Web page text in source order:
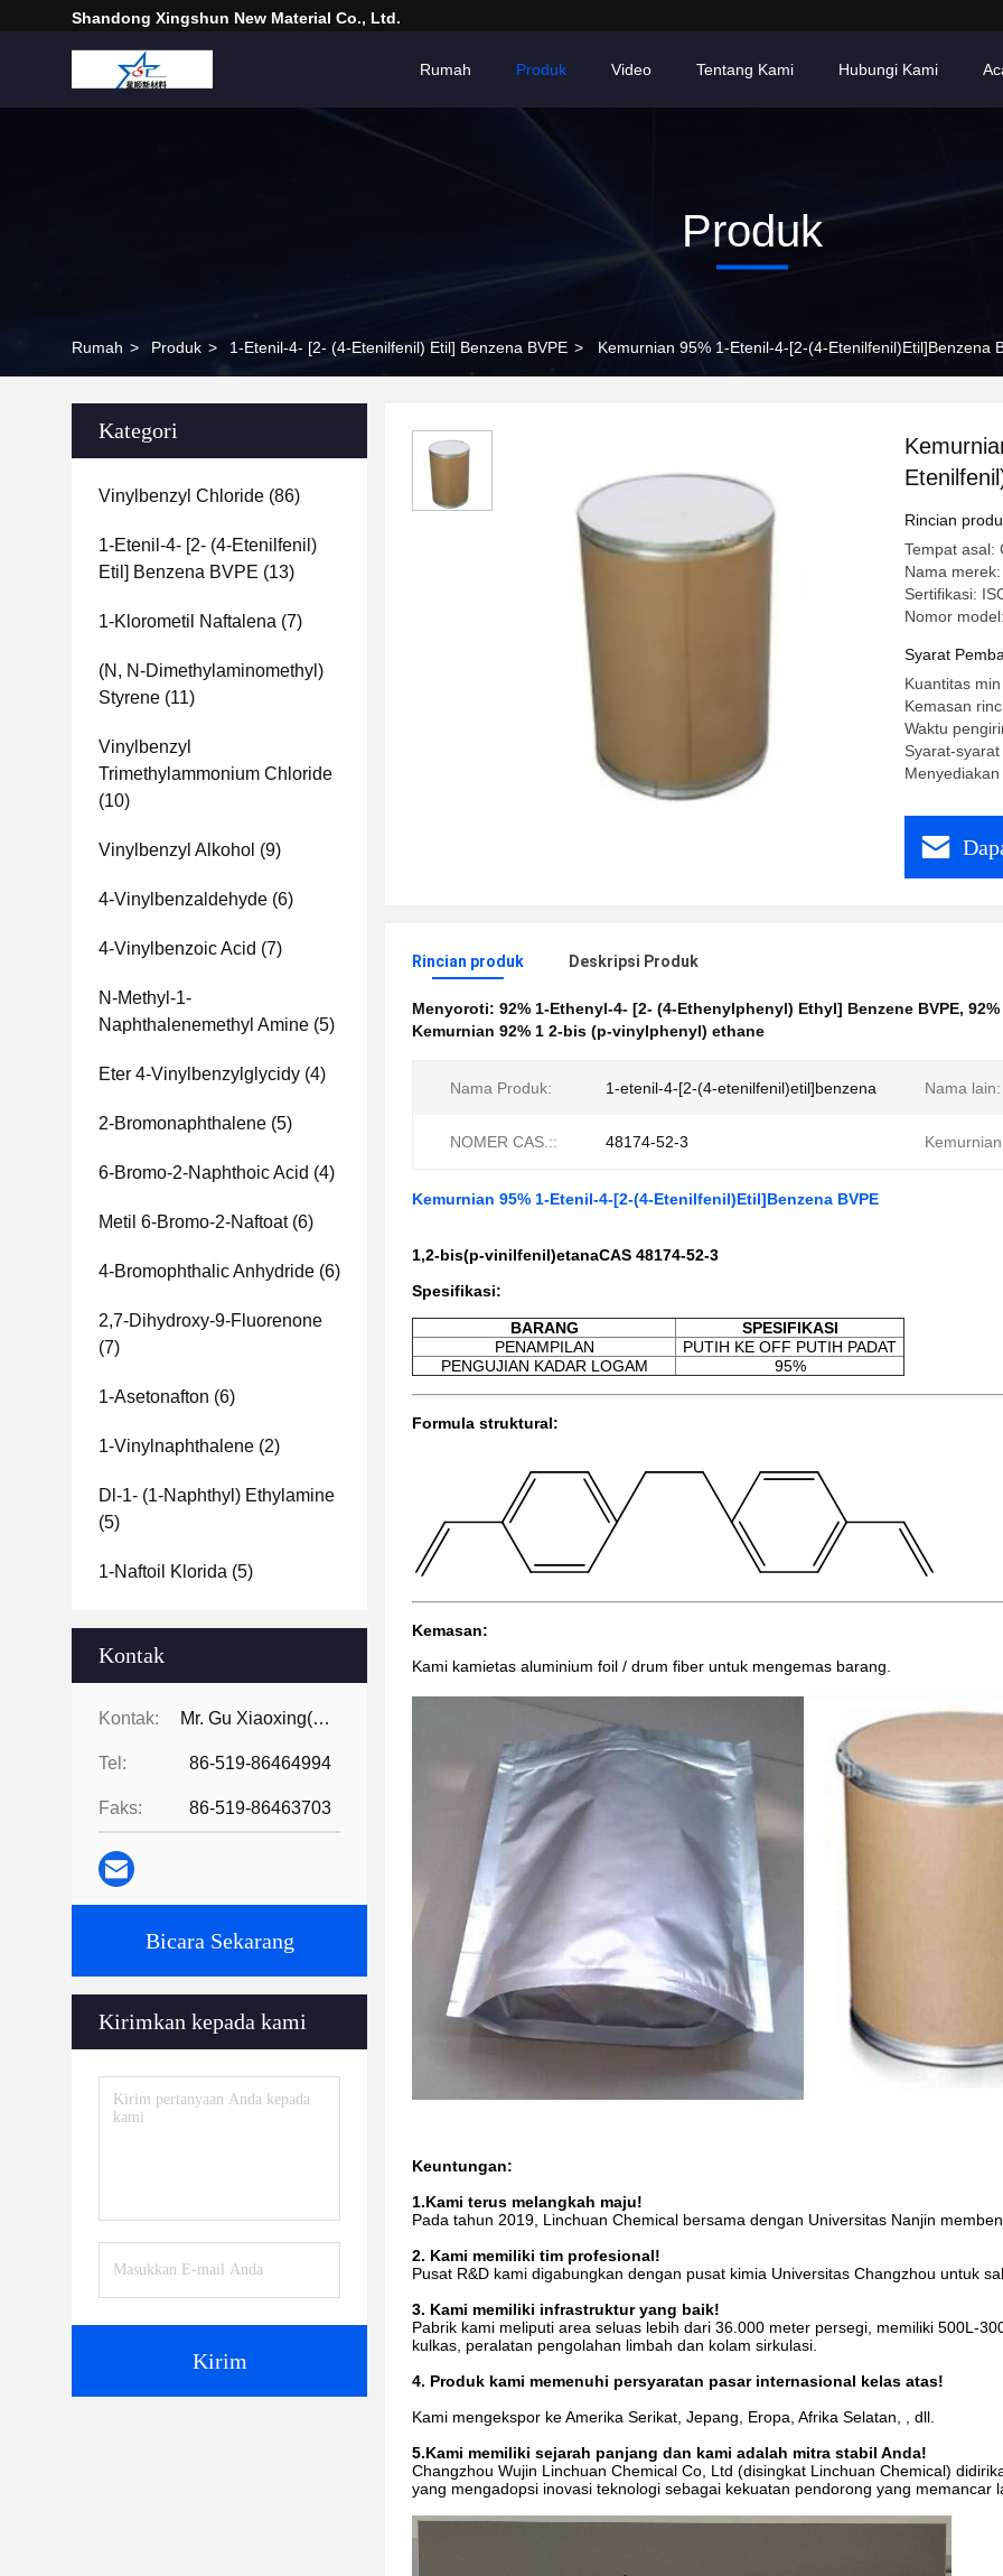
Shandong Xingshun New Material Co., Ltd.
Rumah Produk Video Tentang Kami Hubungi Kami
Produk
Rumah > Produk > 1-Etenil-4- [2- (4-Etenilfenil) Etil] Benzena BVPE > Kemurnian 95% 1-Etenil-4-[2-(4-Etenilfenil)Etil]Benzena
Kategori
Vinylbenzyl Chloride (86)
1-Etenil-4- [2- (4-Etenilfenil)
Etil] Benzena BVPE (13)
1-Klorometil Naftalena (7)
(N, N-Dimethylaminomethyl)
Styrene (11)
Vinylbenzyl
Trimethylammonium Chloride
(10)
Vinylbenzyl Alkohol (9)
4-Vinylbenzaldehyde (6)
4-Vinylbenzoic Acid (7)
N-Methyl-1-
Naphthalenemethyl Amine (5)
Eter 4-Vinylbenzylglycidy (4)
2-Bromonaphthalene (5)
6-Bromo-2-Naphthoic Acid (4)
Metil 6-Bromo-2-Naftoat(6)
4-Bromophthalic Anhydride (6)
2,7-Dihydroxy-9-Fluorenone
(7)
1-Asetonafton (6)
1-Vinylnaphthalene (2)
Dl-1- (1-Naphthyl) Ethylamine
(5)
1-Naftoil Klorida (5)
Kontak
Kontak: Mr. Gu Xiaoxing( For Chinese Business)
Tel: 86-519-86464994
Faks: 86-519-86463703
Bicara Sekarang
Kirimkan kepada kami
Kirim
Rincian
Tempat asal:
Nama
Sertifikasi:
Nomor
Syarat
Kuantitas
Kemasan
Waktu
Syarat-
Rincian produk Deskripsi Produk
Menyoroti: 92% 1-Ethenyl-4- [2- (4-Ethenylphenyl) Ethyl] Benzene BVPE,
Kemurnian 92% 1 2-bis (p-vinylphenyl) ethane
Nama Produk: 1-etenil-4-[2-(4-etenilfenil)etil]benzena Nama lain:
NOMER CAS.:: 48174-52-3
Kemurnian 95% 1-Etenil-4-[2-(4-Etenilfenil)Etil]Benzena BVPE
1,2-bis(p-vinilfenil)etanaCAS 48174-52-3
Spesifikasi:
BARANG
SPESIFIKASI
PENAMPILAN
PUTIH KE OFF PUTIH PADAT
PENGUJIAN KADAR LOGAM
95%
Formula struktural:
Kemasan:
Kami kamietas aluminium foil / drum fiber untuk mengemas barang.
Keuntungan:
1.Kami terus melangkah maju!
Pada tahun 2019, Linchuan Chemical bersama dengan Universitas Nanjin
2. Kami memiliki tim profesional!
Pusat R&D kami digabungkan dengan pusat kimia Universitas Changzhou untuk
3. Kami memiliki infrastruktur yang baik!
Pabrik kami meliputi area seluas lebih dari 36.000 meter persegi, memiliki 500L-
kulkas, peralatan pengolahan limbah dan kolam sirkulasi.
4. Produk kami memenuhi persyaratan pasar internasional kelas atas!
Kami mengekspor ke Amerika Serikat, Jepang, Eropa, Afrika Selatan, , dll.
5.Kami memiliki sejarah panjang dan kami adalah mitra stabil Anda!
Changzhou Wujin Linchuan Chemical Co, Ltd (disingkat Linchuan Chemical)
yang mengadopsi inovasi teknologi sebagai kekuatan pendorong yang memancar